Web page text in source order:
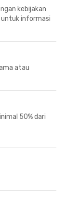
kebijakan
untuk informasi
atau
50% dari